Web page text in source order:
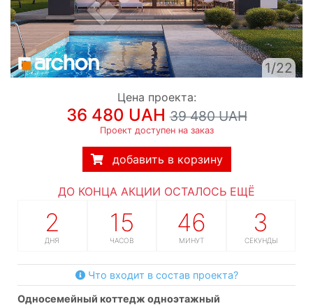
1/22
Цена проекта:
36 480 UAH39 480 UAH
Проект доступен на заказ
добавить в корзину
ДО КОНЦА АКЦИИ ОСТАЛОСЬ ЕЩЁ
2
ДНЯ
15
ЧАСОВ
46
МИНУТ
2
СЕКУНДЫ
Что входит в состав проекта?
односемейный коттедж одноэтажный